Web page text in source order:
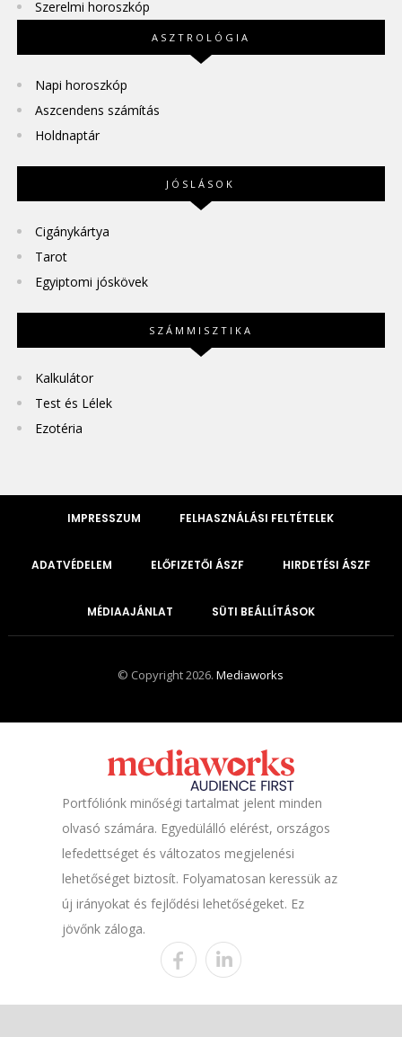
Szerelmi horoszkóp
ASZTROLÓGIA
Napi horoszkóp
Aszcendens számítás
Holdnaptár
JÓSLÁSOK
Cigánykártya
Tarot
Egyiptomi jóskövek
SZÁMMISZTIKA
Kalkulátor
Test és Lélek
Ezotéria
IMPRESSZUM FELHASZNÁLÁSI FELTÉTELEK
ADATVÉDELEM ELŐFIZETŐI ÁSZF HIRDETÉSI ÁSZF
MÉDIAAJÁNLAT SÜTI BEÁLLÍTÁSOK
© Copyright 2026.Mediaworks
Portfóliónk minőségi tartalmat jelent minden
olvasó számára. Egyedülálló elérést, országos
lefedettséget és változatos megjelenési
lehetőséget biztosít. Folyamatosan keressük az
új irányokat és fejlődési lehetőségeket. Ez
jövőnk záloga.